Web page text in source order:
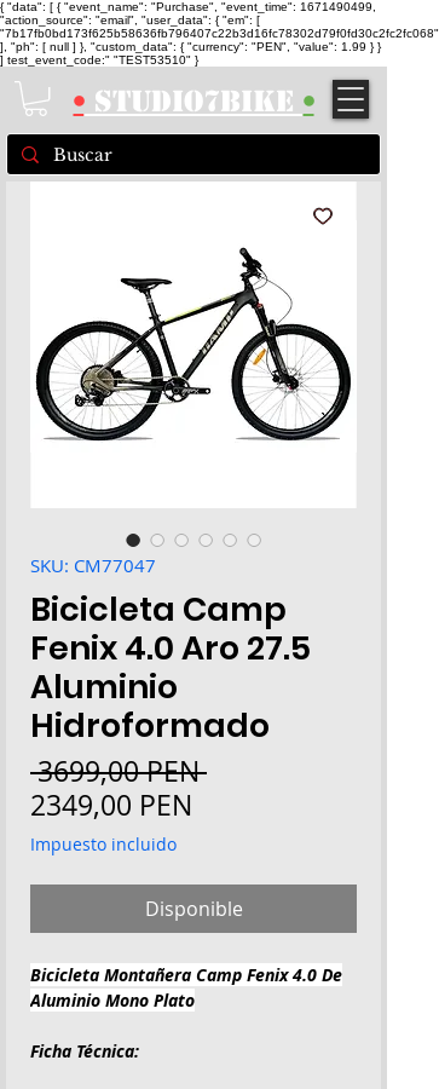
{ "data": [ { "event_name": "Purchase", "event_time": 1671490499,
"action_source": "email", "user_data": { "em": [
"7b17fb0bd173f625b58636fb796407c22b3d16fc78302d79f0fd30c2fc2fc068"
], "ph": [ null ] }, "custom_data": { "currency": "PEN", "value": 1.99 } }
] test_event_code:" "TEST53510" }
•STUDIO7BIKE •
SKU: CM77047
Bicicleta Camp
Fenix 4.0 Aro 27.5
Aluminio
Hidroformado
3699,00 PEN Precio
2349,00 PEN
Impuesto incluido
Disponible
Bicicleta Montañera Camp Fenix 4.0 De
Aluminio Mono Plato
Ficha Técnica: